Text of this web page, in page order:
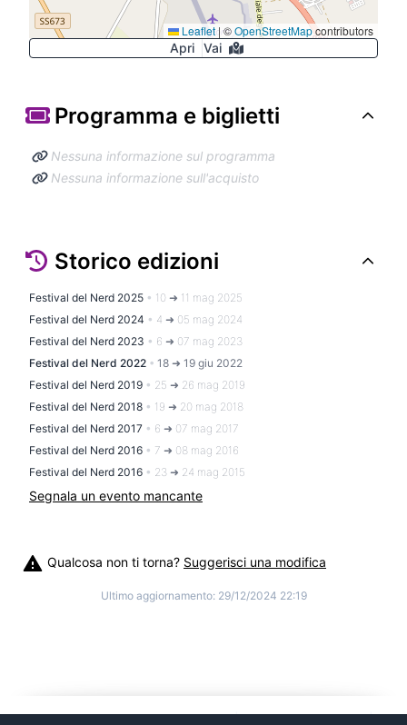
Leaflet|©OpenStreetMapcontributors
Apri
Vai
Programma e biglietti
Nessuna informazione sul programma
Nessuna informazione sull'acquisto
Storico edizioni
Festival del Nerd 2025 • 10 ➜ 11 mag 2025
Festival del Nerd 2024 • 4 ➜ 05 mag 2024
Festival del Nerd 2023 • 6 ➜ 07 mag 2023
Festival del Nerd 2022 • 18 ➜ 19 giu 2022
Festival del Nerd 2019 • 25 ➜ 26 mag 2019
Festival del Nerd 2018 • 19 ➜ 20 mag 2018
Festival del Nerd 2017 • 6 ➜ 07 mag 2017
Festival del Nerd 2016 • 7 ➜ 08 mag 2016
Festival del Nerd 2016 • 23 ➜ 24 mag 2015
Segnala un evento mancante
Qualcosa non ti torna? Suggerisci una modifica
Ultimo aggiornamento: 29/12/2024 22:19
©2026Cosplitaly - Cosplay Italia | info@cosplitaly.it |